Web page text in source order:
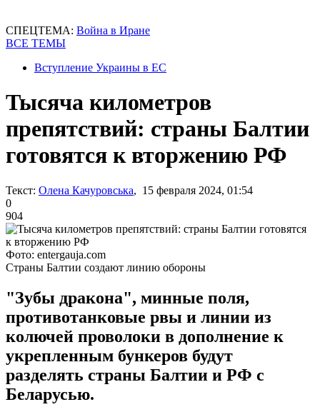
СПЕЦТЕМА: Война в Иране
ВСЕ ТЕМЫ
Вступление Украины в ЕС
Тысяча километров
препятствий: страны Балтии
готовятся к вторжению РФ
Текст: Олена Качуровська, 15 февраля 2024, 01:54
0
904
Фото: entergauja.com
Страны Балтии создают линию обороны
"Зубы дракона", минные поля,
противотанковые рвы и линии из
колючей проволоки в дополнение к
укрепленным бункеров будут
разделять страны Балтии и РФ с
Беларусью.